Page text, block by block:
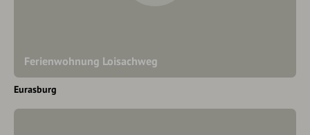
Ferienwohnung Loisachweg
Eurasburg